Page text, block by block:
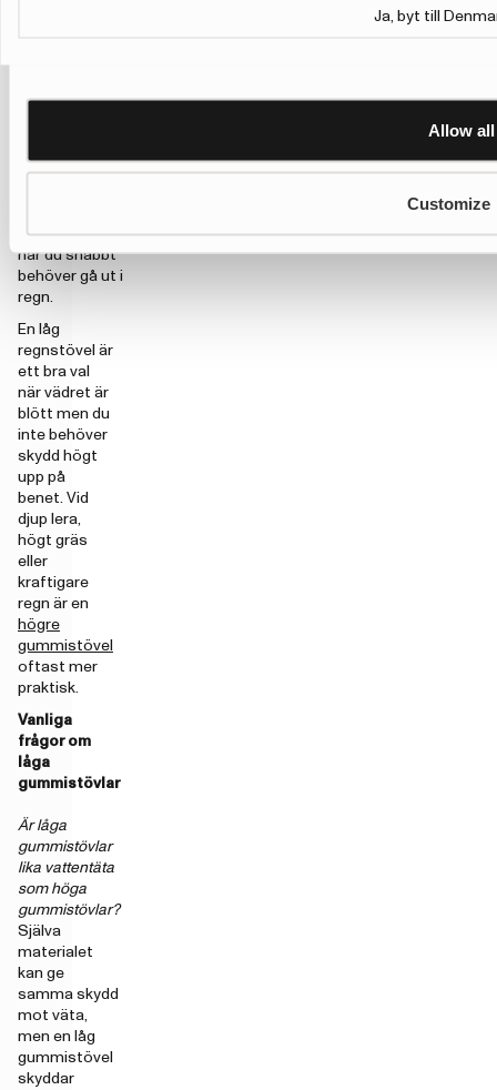
Allow all
Customize
väg till jobbet,
i trädgården eller
när du snabbt
behöver gå ut i
regn.
En låg
regnstövel är
ett bra val
när vädret är
blött men du
inte behöver
skydd högt
upp på
benet. Vid
djup lera,
högt gräs
eller
kraftigare
regn är en
högre
gummistövel
oftast mer
praktisk.
Vanliga
frågor om
låga
gummistövlar
Är låga
gummistövlar
lika vattentäta
som höga
gummistövlar?
Själva
materialet
kan ge
samma skydd
mot väta,
men en låg
gummistövel
skyddar
Ja, byt till